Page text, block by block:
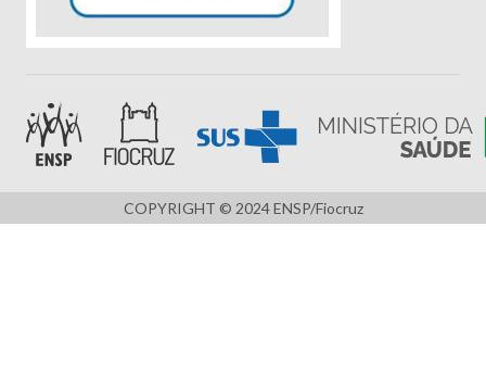
COPYRIGHT © 2024 ENSP/Fiocruz